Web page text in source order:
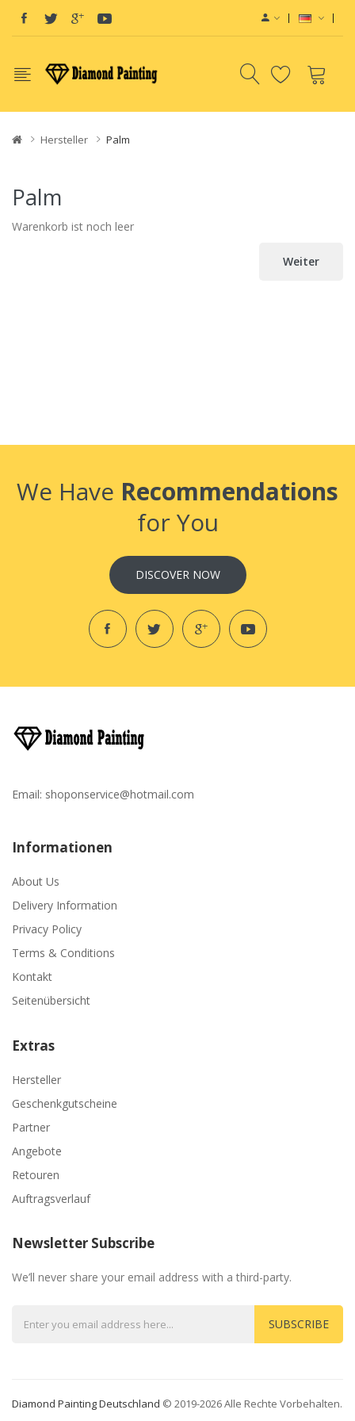
Hersteller Palm
Palm
Warenkorb ist noch leer
Weiter
We Have Recommendations
for You
DISCOVER NOW
Email: shoponservice@hotmail.com
Informationen
About Us
Delivery Information
Privacy Policy
Terms & Conditions
Kontakt
Seitenübersicht
Extras
Hersteller
Geschenkgutscheine
Partner
Angebote
Retouren
Auftragsverlauf
Newsletter Subscribe
We’ll never share your email address with a third-party.
SUBSCRIBE
Diamond Painting Deutschland © 2019-2026 Alle Rechte Vorbehalten.